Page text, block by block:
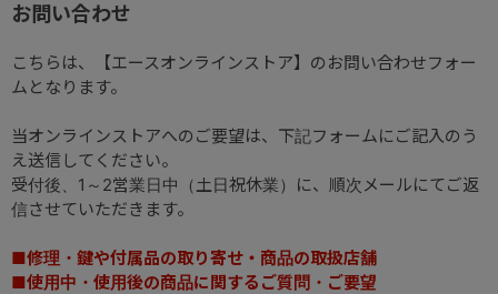
お問い合わせ
こちらは、【エースオンラインストア】のお問い合わせフォー
ムとなります。
当オンラインストアへのご要望は、下記フォームにご記入のう
え送信してください。
受付後、1～2営業日中（土日祝休業）に、順次メールにてご返
信させていただきます。
■修理・鍵や付属品の取り寄せ・商品の取扱店舗
■使用中・使用後の商品に関するご質問・ご要望